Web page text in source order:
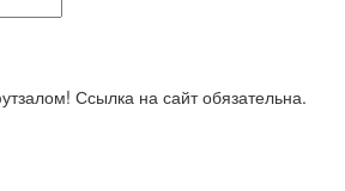
Ссылка на сайт обязательна.